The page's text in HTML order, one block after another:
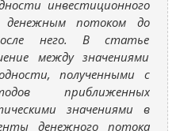
инвестиционного
денежным потоком до
него. В статье
между значениями
полученными с
приближенных
значениями в
денежного потока